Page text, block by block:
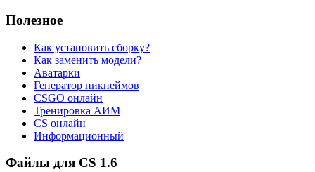
Полезное
Как установить сборку?
Как заменить модели?
Аватарки
Генератор никнеймов
CSGO онлайн
Тренировка АИМ
CS онлайн
Информационный
Файлы для CS 1.6